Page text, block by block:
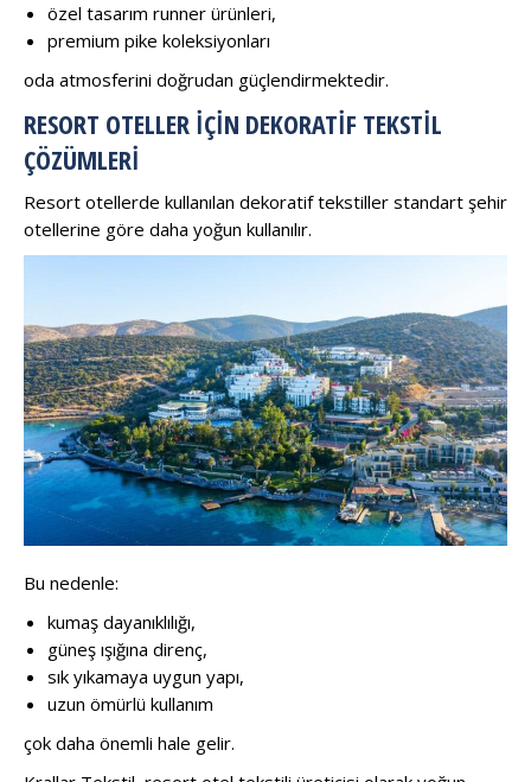
özel tasarım runner ürünleri,
premium pike koleksiyonları
oda atmosferini doğrudan güçlendirmektedir.
RESORT OTELLER İÇIN DEKORATIF TEKSTIL
ÇÖZÜMLERI
Resort otellerde kullanılan dekoratif tekstiller standart şehir
otellerine göre daha yoğun kullanılır.
Bu nedenle:
kumaş dayanıklılığı,
güneş ışığına direnç,
sık yıkamaya uygun yapı,
uzun ömürlü kullanım
çok daha önemli hale gelir.